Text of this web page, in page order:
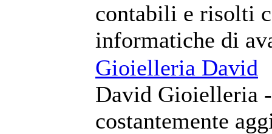
contabili e risolti
informatiche di
Gioielleria David
David Gioielleria
costantemente